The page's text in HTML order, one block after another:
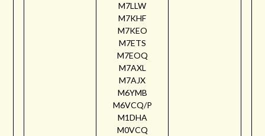
M7LLW
M7KHF
M7KEO
M7ETS
M7EOQ
M7AXL
M7AJX
M6YMB
M6VCQ/P
M1DHA
M0VCQ